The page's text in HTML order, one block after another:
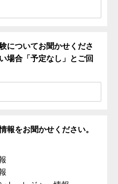
についてお聞かせくださ
場合「予定なし」とご回
報をお聞かせください。